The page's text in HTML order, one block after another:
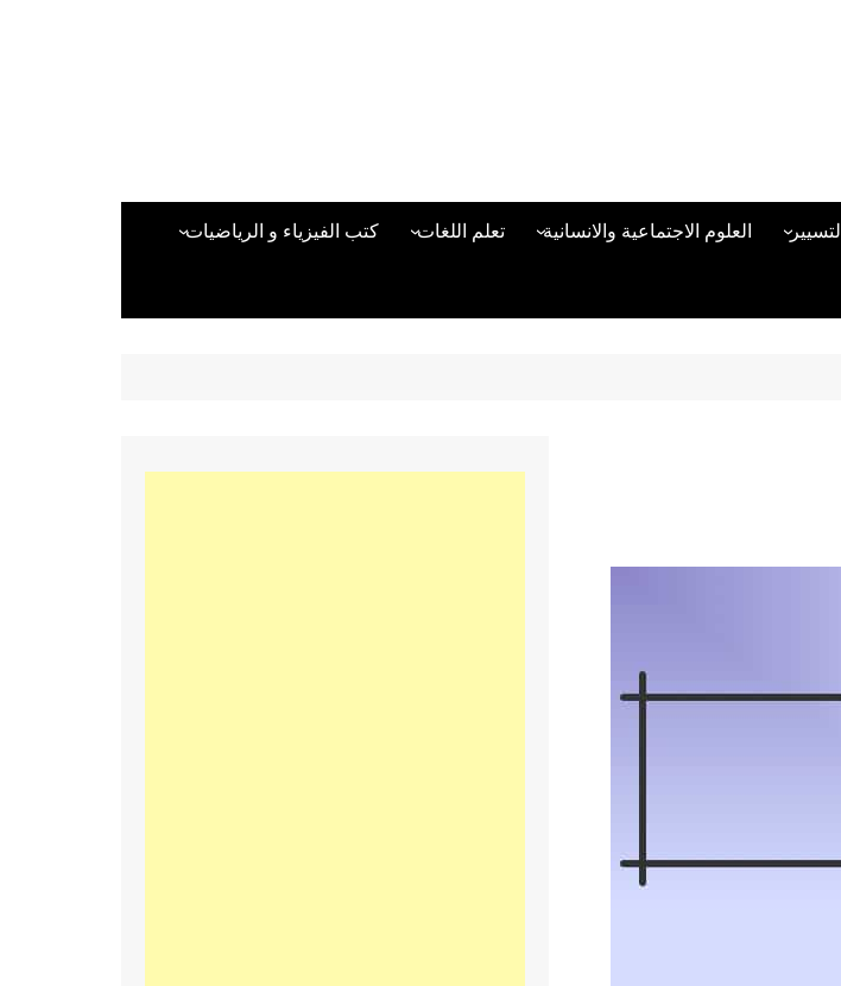
العلوم الاجتماعية والانسانية
التنمية البشرية وتطوير الذات
دراسات في التاريخ
تعلم اللغات
تعلم اللغة التركية
كتب الفيزياء و الرياضيات
كتب لغات البرمجة